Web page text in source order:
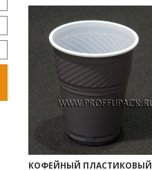
КОФЕЙНЫЙ ПЛАСТИКОВЫЙ